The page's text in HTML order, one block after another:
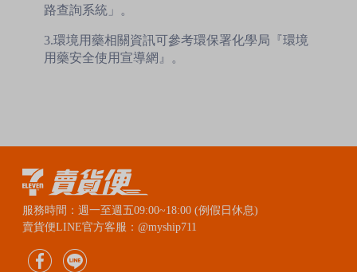
路查詢系統」。
3.環境用藥相關資訊可參考環保署化學局『環境
用藥安全使用宣導網』。
服務時間：週一至週五09:00~18:00 (例假日休息)
賣貨便LINE官方客服：@myship711